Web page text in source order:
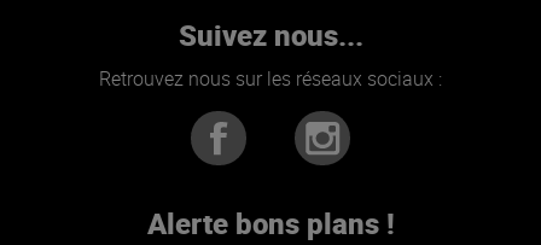
Suivez nous...
Retrouvez nous sur les réseaux sociaux :
Alerte bons plans !